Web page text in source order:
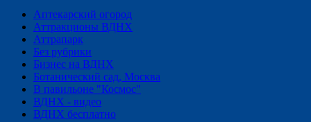
Аптекарский огород
Аттракционы ВДНХ
Аттрапарк
Без рубрики
Бизнес на ВДНХ
Ботанический сад, Москва
В павильоне "Космос"
ВДНХ - видео
ВДНХ бесплатно